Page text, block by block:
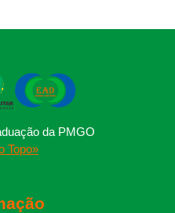
da PMGO
Topo»